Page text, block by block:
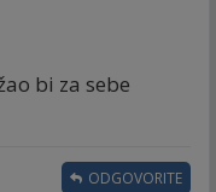
bi za sebe
ODGOVORITE